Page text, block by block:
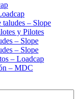
taludes – Slope
y Pilotes
– Slope
– Slope
– Loadcap
– MDC